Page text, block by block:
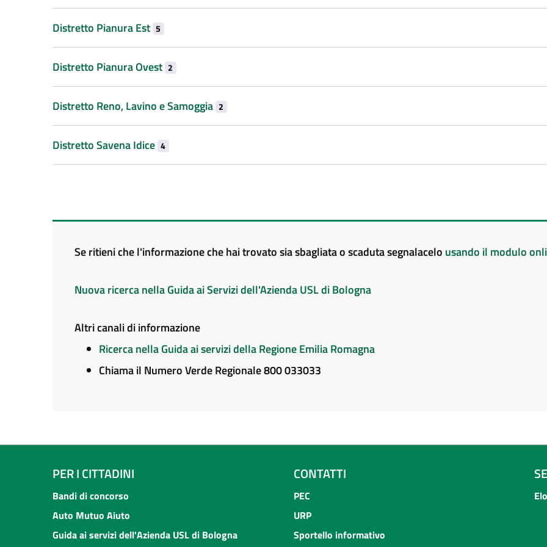
Distretto Pianura Est 5
Distretto Pianura Ovest 2
Distretto Reno, Lavino e Samoggia 2
Distretto Savena Idice 4
Se ritieni che l'informazione che hai trovato sia sbagliata o scaduta segnalacelo usando il modulo
Nuova ricerca nella Guida ai Servizi dell'Azienda USL di Bologna
Altri canali di informazione
Ricerca nella Guida ai servizi della Regione Emilia Romagna
Chiama il Numero Verde Regionale 800 033033
PER I CITTADINI
Bandi di concorso
Auto Mutuo Aiuto
Guida ai servizi dell'Azienda USL di Bologna
CONTATTI
PEC
URP
Sportello informativo